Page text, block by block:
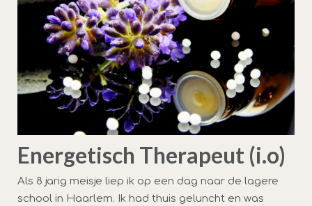
Energetisch Therapeut (i.o)
Als 8 jarig meisje liep ik op een dag naar de lagere
school in Haarlem. Ik had thuis geluncht en was